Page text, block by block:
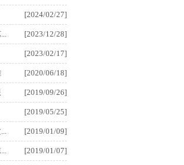
[2024/02/27]
[2023/12/28]
[2023/02/17]
[2020/06/18]
[2019/09/26]
[2019/05/25]
[2019/01/09]
[2019/01/07]